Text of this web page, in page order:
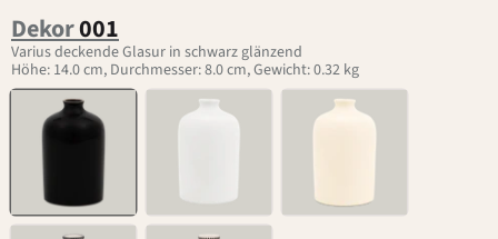
Dekor001
Varius deckende Glasur in schwarz glänzend
Höhe: 14.0 cm, Durchmesser: 8.0 cm, Gewicht: 0.32 kg